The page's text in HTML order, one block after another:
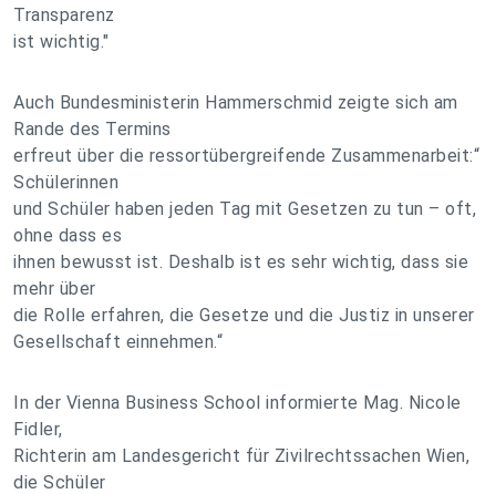
Transparenz
ist wichtig."
Auch Bundesministerin Hammerschmid zeigte sich am
Rande des Termins
erfreut über die ressortübergreifende Zusammenarbeit:“
Schülerinnen
und Schüler haben jeden Tag mit Gesetzen zu tun – oft,
ohne dass es
ihnen bewusst ist. Deshalb ist es sehr wichtig, dass sie
mehr über
die Rolle erfahren, die Gesetze und die Justiz in unserer
Gesellschaft einnehmen.“
In der Vienna Business School informierte Mag. Nicole
Fidler,
Richterin am Landesgericht für Zivilrechtssachen Wien,
die Schüler